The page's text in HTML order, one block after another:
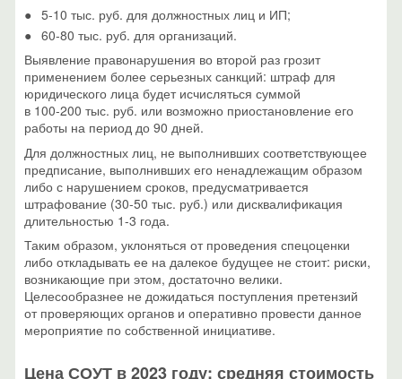
5-10 тыс. руб. для должностных лиц и ИП;
60-80 тыс. руб. для организаций.
Выявление правонарушения во второй раз грозит
применением более серьезных санкций: штраф для
юридического лица будет исчисляться суммой
в 100-200 тыс. руб. или возможно приостановление его
работы на период до 90 дней.
Для должностных лиц, не выполнивших соответствующее
предписание, выполнивших его ненадлежащим образом
либо с нарушением сроков, предусматривается
штрафование (30-50 тыс. руб.) или дисквалификация
длительностью 1-3 года.
Таким образом, уклоняться от проведения спецоценки
либо откладывать ее на далекое будущее не стоит: риски,
возникающие при этом, достаточно велики.
Целесообразнее не дожидаться поступления претензий
от проверяющих органов и оперативно провести данное
мероприятие по собственной инициативе.
Цена СОУТ в 2023 году: средняя стоимость